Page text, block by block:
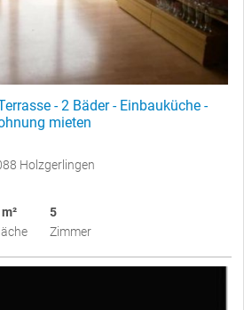
- 2 Bäder - Einbauküche -
mieten
Holzgerlingen
5
Zimmer